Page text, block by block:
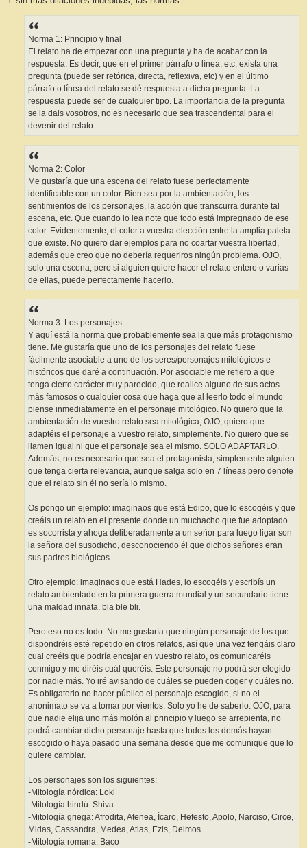
Norma 1: Principio y final
El relato ha de empezar con una pregunta y ha de acabar con la
respuesta. Es decir, que en el primer párrafo o línea, etc, exista una
pregunta (puede ser retórica, directa, reflexiva, etc) y en el último
párrafo o línea del relato se dé respuesta a dicha pregunta. La
respuesta puede ser de cualquier tipo. La importancia de la pregunta
se la dais vosotros, no es necesario que sea trascendental para el
devenir del relato.
Norma 2: Color
Me gustaría que una escena del relato fuese perfectamente
identificable con un color. Bien sea por la ambientación, los
sentimientos de los personajes, la acción que transcurra durante tal
escena, etc. Que cuando lo lea note que todo está impregnado de ese
color. Evidentemente, el color a vuestra elección entre la amplia paleta
que existe. No quiero dar ejemplos para no coartar vuestra libertad,
además que creo que no debería requeriros ningún problema. OJO,
solo una escena, pero si alguien quiere hacer el relato entero o varias
de ellas, puede perfectamente hacerlo.
Norma 3: Los personajes
Y aquí está la norma que probablemente sea la que más protagonismo
tiene. Me gustaría que uno de los personajes del relato fuese
fácilmente asociable a uno de los seres/personajes mitológicos e
históricos que daré a continuación. Por asociable me refiero a que
tenga cierto carácter muy parecido, que realice alguno de sus actos
más famosos o cualquier cosa que haga que al leerlo todo el mundo
piense inmediatamente en el personaje mitológico. No quiero que la
ambientación de vuestro relato sea mitológica, OJO, quiero que
adaptéis el personaje a vuestro relato, simplemente. No quiero que se
llamen igual ni que el personaje sea el mismo. SOLO ADAPTARLO.
Además, no es necesario que sea el protagonista, simplemente alguien
que tenga cierta relevancia, aunque salga solo en 7 líneas pero denote
que el relato sin él no sería lo mismo.
Os pongo un ejemplo: imaginaos que está Edipo, que lo escogéis y que
creáis un relato en el presente donde un muchacho que fue adoptado
es socorrista y ahoga deliberadamente a un señor para luego ligar son
la señora del susodicho, desconociendo él que dichos señores eran
sus padres biológicos.
Otro ejemplo: imaginaos que está Hades, lo escogéis y escribís un
relato ambientado en la primera guerra mundial y un secundario tiene
una maldad innata, bla ble bli.
Pero eso no es todo. No me gustaría que ningún personaje de los que
dispondréis esté repetido en otros relatos, así que una vez tengáis claro
cual creéis que podría encajar en vuestro relato, os comunicaréis
conmigo y me diréis cuál queréis. Este personaje no podrá ser elegido
por nadie más. Yo iré avisando de cuáles se pueden coger y cuáles no.
Es obligatorio no hacer público el personaje escogido, si no el
anonimato se va a tomar por vientos. Solo yo he de saberlo. OJO, para
que nadie elija uno más molón al principio y luego se arrepienta, no
podrá cambiar dicho personaje hasta que todos los demás hayan
escogido o haya pasado una semana desde que me comunique que lo
quiere cambiar.
Los personajes son los siguientes:
-Mitología nórdica: Loki
-Mitología hindú: Shiva
-Mitología griega: Afrodita, Atenea, Ícaro, Hefesto, Apolo, Narciso, Circe,
Midas, Cassandra, Medea, Atlas, Ezis, Deimos
-Mitología romana: Baco